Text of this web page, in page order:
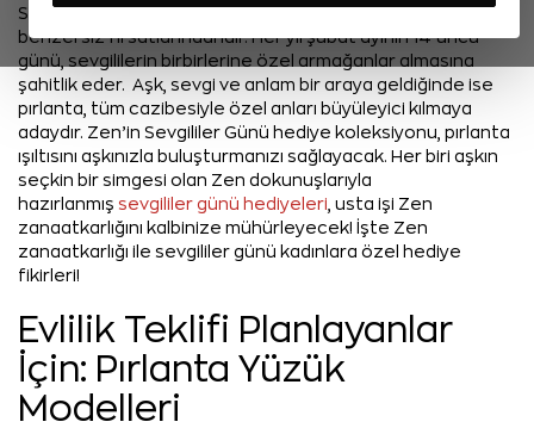
Sevgililer Günü, aşkınızı ifade etmenin en anlamlı ve
benzersiz fırsatlarındandır. Her yıl şubat ayının 14’üncü
günü, sevgililerin birbirlerine özel armağanlar almasına
şahitlik eder. Aşk, sevgi ve anlam bir araya geldiğinde ise
pırlanta, tüm cazibesiyle özel anları büyüleyici kılmaya
adaydır. Zen’in Sevgililer Günü hediye koleksiyonu, pırlanta
ışıltısını aşkınızla buluşturmanızı sağlayacak. Her biri aşkın
seçkin bir simgesi olan Zen dokunuşlarıyla
hazırlanmış sevgililer günü hediyeleri , usta işi Zen
zanaatkarlığını kalbinize mühürleyecek! İşte Zen
zanaatkarlığı ile sevgililer günü kadınlara özel hediye
fikirleri!
Evlilik Teklifi Planlayanlar
İçin: Pırlanta Yüzük
Modelleri